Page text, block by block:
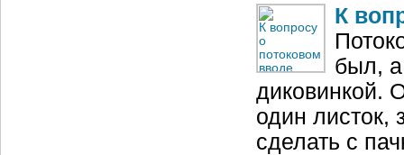
К
был, а
диковинкой.
один листок,
сделать с